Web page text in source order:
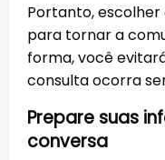
Portanto, escolher
para tornar a
forma, você
consulta ocorra
Prepare suas
conversa